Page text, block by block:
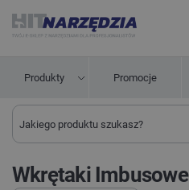
Produkty Promocje
Wkrętaki Imbusowe